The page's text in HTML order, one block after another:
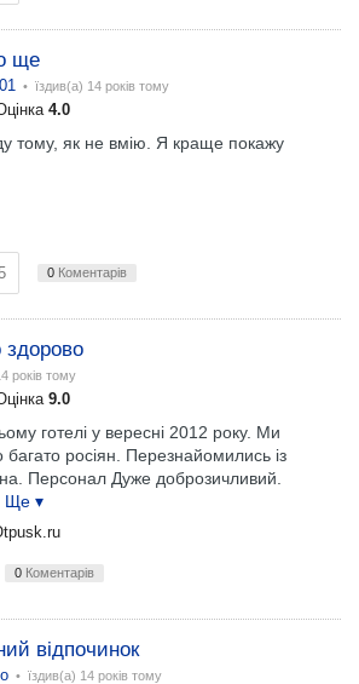
ще
• їздив(а) 14 років тому
4.0
тому, як не вмію. Я краще покажу
0 Коментарів
здорово
років тому
9.0
готелі у вересні 2012 року. Ми
росіян. Перезнайомились із
Персонал Дуже доброзичливий.
Ще ▾
0 Коментарів
відпочинок
• їздив(а) 14 років тому